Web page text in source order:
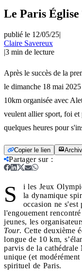
Le Paris
publié le 12/05/25|
Claire Savereux
|3 min de lecture
Après le succès de la
le dimanche 18 mai
10km organisée avec
veulent allier sport, foi
quelques heures pour
Copier le lien
Partager sur:
S
i les Jeux
la dynamique
occasion ne s'est
l'engouement
jeunes, les
Tour. Cette deuxième
longue de 10 km,
parvis de la cathédrale
unique (et
spirituel de Paris.